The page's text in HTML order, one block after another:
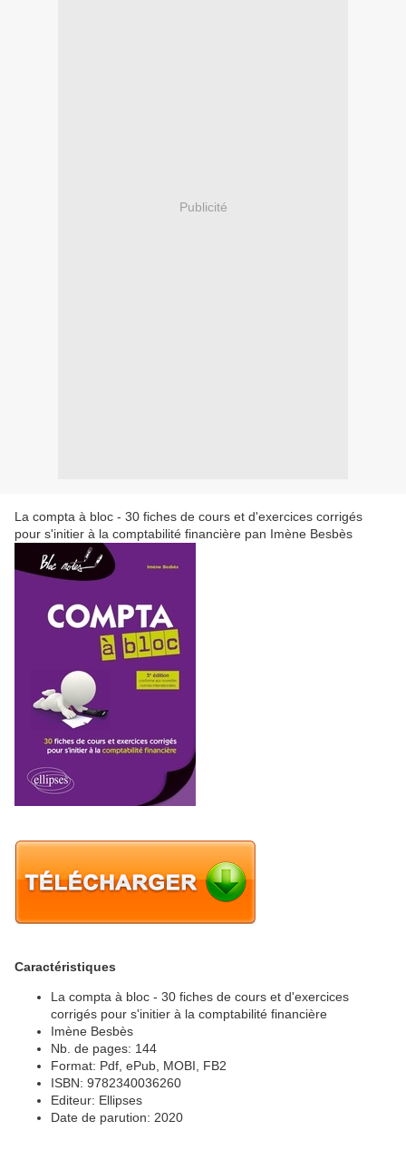
Publicité
La compta à bloc - 30 fiches de cours et d'exercices corrigés
pour s'initier à la comptabilité financière pan Imène Besbès
Caractéristiques
La compta à bloc - 30 fiches de cours et d'exercices
corrigés pour s'initier à la comptabilité financière
Imène Besbès
Nb. de pages: 144
Format: Pdf, ePub, MOBI, FB2
ISBN: 9782340036260
Editeur: Ellipses
Date de parution: 2020